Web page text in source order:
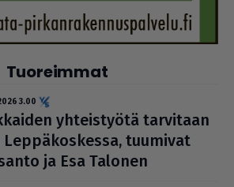
Tuoreimmat
3.00
yhteis­työtä tarvitaan
tuumivat
ja Esa Talonen